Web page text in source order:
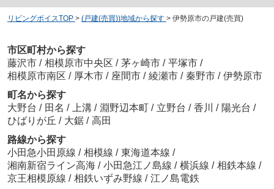
リビングボイスTOP > (戸建(売買))地域から探す > 伊勢原市の戸建(売買)
市区町村から探す
藤沢市 / 相模原市中央区 / 茅ヶ崎市 / 平塚市 /
相模原市南区 / 厚木市 / 座間市 / 綾瀬市 / 秦野市 / 伊勢原市
町名から探す
大野台 / 田名 / 上溝 / 淵野辺本町 / 立野台 / 香川 / 陽光台 /
ひばりが丘 / 大鋸 / 高田
路線から探す
小田急小田原線 / 相模線 / 東海道本線 /
湘南新宿ライン高海 / 小田急江ノ島線 / 横浜線 / 相鉄本線 /
京王相模原線 / 相鉄いずみ野線 / 江ノ島電鉄